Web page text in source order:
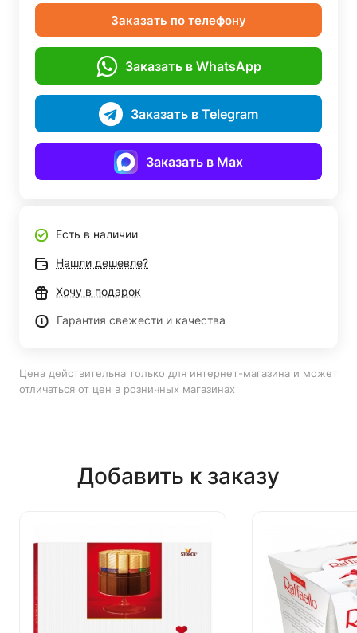
Заказать по телефону
Заказать в WhatsApp
Заказать в Telegram
Заказать в Max
Есть в наличии
Нашли дешевле?
Хочу в подарок
Гарантия свежести и качества
Цена действительна только для интернет-магазина и может
отличаться от цен в розничных магазинах
Добавить к заказу